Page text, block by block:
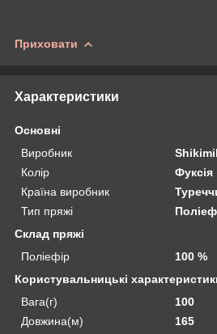
Приховати
Характеристики
Основні
Виробник
Колір
Фуксія
Країна виробник
Тип пряжі
Склад пряжі
Поліефір
100 %
Користувальницькі
Вага(г)
100
Довжина(м)
165